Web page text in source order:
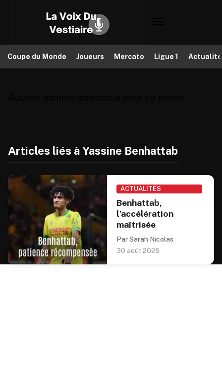
Coupe du Monde Joueurs Mercato Ligue 1
Articles liés à Yassine Benhattab
ACTUALITÉS
Benhattab,
l’accélération
maîtrisée
Par Sarah Nicolas
30 août 2025